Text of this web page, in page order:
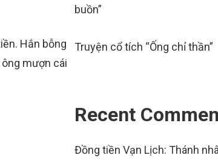
Hắn bỗng
mượn cái
buồn”
Truyện cổ tích “Ống chỉ thần”
Recent
Đồng tiền Vạn Lịch: Thánh